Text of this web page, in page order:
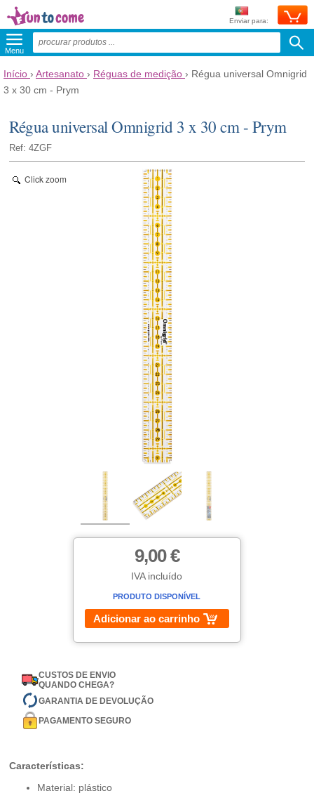
Enviar para:
Menu
Início › Artesanato › Réguas de medição › Régua universal Omnigrid
3 x 30 cm - Prym
Régua universal Omnigrid 3 x 30 cm - Prym
Ref: 4ZGF
Click zoom
9,00 €
IVA incluído
PRODUTO DISPONÍVEL
Adicionar ao carrinho
CUSTOS DE ENVIO
QUANDO CHEGA?
GARANTIA DE DEVOLUÇÃO
PAGAMENTO SEGURO
Características:
Material: plástico